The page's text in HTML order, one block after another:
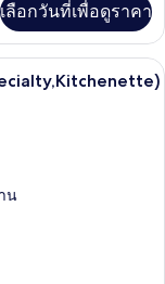
เลือกวันที่เพื่อดูราคา
น